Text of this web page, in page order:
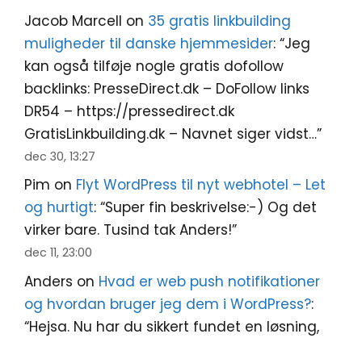
Jacob Marcell on 35 gratis linkbuilding
muligheder til danske hjemmesider: “Jeg
kan også tilføje nogle gratis dofollow
backlinks: PresseDirect.dk – DoFollow links
DR54 – https://pressedirect.dk
GratisLinkbuilding.dk – Navnet siger vidst…”
dec 30, 13:27
Pim on Flyt WordPress til nyt webhotel – Let
og hurtigt: “Super fin beskrivelse:-) Og det
virker bare. Tusind tak Anders!”
dec 11, 23:00
Anders on Hvad er web push notifikationer
og hvordan bruger jeg dem i WordPress?:
“Hejsa. Nu har du sikkert fundet en løsning,